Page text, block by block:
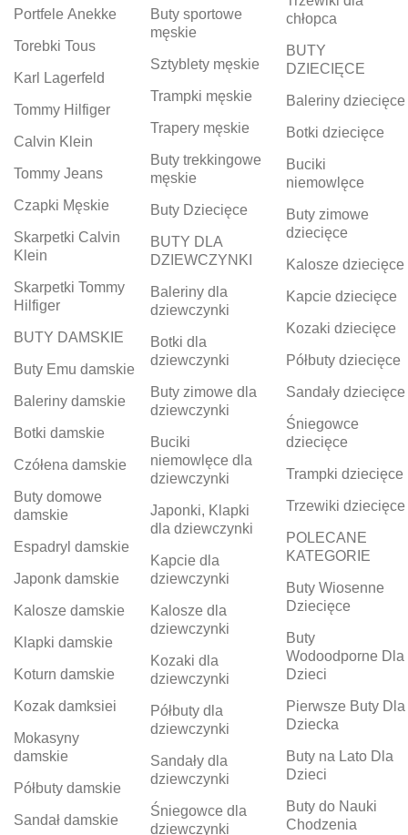
Portfele Anekke
Torebki Tous
Karl Lagerfeld
Tommy Hilfiger
Calvin Klein
Tommy Jeans
Czapki Męskie
Skarpetki Calvin
Klein
Skarpetki Tommy
Hilfiger
BUTY DAMSKIE
Buty Emu damskie
Baleriny damskie
Botki damskie
Czółena damskie
Buty domowe
damskie
Espadryl damskie
Japonk damskie
Kalosze damskie
Klapki damskie
Koturn damskie
Kozak damksiei
Mokasyny
damskie
Półbuty damskie
Sandał damskie
Buty sportowe
męskie
Sztyblety męskie
Trampki męskie
Trapery męskie
Buty trekkingowe
męskie
Buty Dziecięce
BUTY DLA
DZIEWCZYNKI
Baleriny dla
dziewczynki
Botki dla
dziewczynki
Buty zimowe dla
dziewczynki
Buciki
niemowlęce dla
dziewczynki
Japonki, Klapki
dla dziewczynki
Kapcie dla
dziewczynki
Kalosze dla
dziewczynki
Kozaki dla
dziewczynki
Półbuty dla
dziewczynki
Sandały dla
dziewczynki
Śniegowce dla
dziewczynki
chłopca
BUTY
DZIECIĘCE
Baleriny dziecięce
Botki dziecięce
Buciki
niemowlęce
Buty zimowe
dziecięce
Kalosze dziecięce
Kapcie dziecięce
Kozaki dziecięce
Półbuty dziecięce
Sandały dziecięce
Śniegowce
dziecięce
Trampki dziecięce
Trzewiki dziecięce
POLECANE
KATEGORIE
Buty Wiosenne
Dziecięce
Buty
Wodoodporne Dla
Dzieci
Pierwsze Buty Dla
Dziecka
Buty na Lato Dla
Dzieci
Buty do Nauki
Chodzenia